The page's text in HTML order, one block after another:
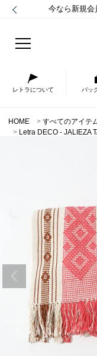
今なら新規会
レトラについて バッ
HOME
すべてのアイテ
Letra DECO - JALIEZA